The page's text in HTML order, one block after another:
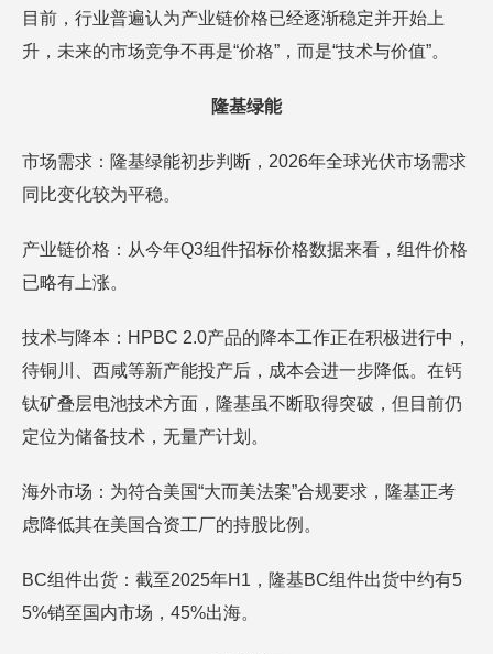
目前，行业普遍认为产业链价格已经逐渐稳定并开始上
升，未来的市场竞争不再是“价格”，而是“技术与价值”。
隆基绿能
市场需求：隆基绿能初步判断，2026年全球光伏市场需求
同比变化较为平稳。
产业链价格：从今年Q3组件招标价格数据来看，组件价格
已略有上涨。
技术与降本：HPBC 2.0产品的降本工作正在积极进行中，
待铜川、西咸等新产能投产后，成本会进一步降低。在钙
钛矿叠层电池技术方面，隆基虽不断取得突破，但目前仍
定位为储备技术，无量产计划。
海外市场：为符合美国“大而美法案”合规要求，隆基正考
虑降低其在美国合资工厂的持股比例。
BC组件出货：截至2025年H1，隆基BC组件出货中约有5
5%销至国内市场，45%出海。